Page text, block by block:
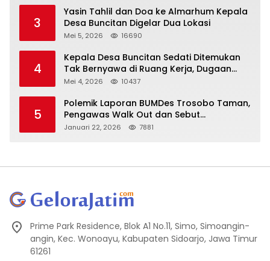
3
Yasin Tahlil dan Doa ke Almarhum Kepala
Desa Buncitan Digelar Dua Lokasi
Mei 5, 2026 16690
4
Kepala Desa Buncitan Sedati Ditemukan
Tak Bernyawa di Ruang Kerja, Dugaan
Bunuh Diri Menguat
Mei 4, 2026 10437
5
Polemik Laporan BUMDes Trosobo Taman,
Pengawas Walk Out dan Sebut
Kejanggalan
Januari 22, 2026 7881
Prime Park Residence, Blok A1 No.11, Simo, Simoangin-
angin, Kec. Wonoayu, Kabupaten Sidoarjo, Jawa Timur
61261